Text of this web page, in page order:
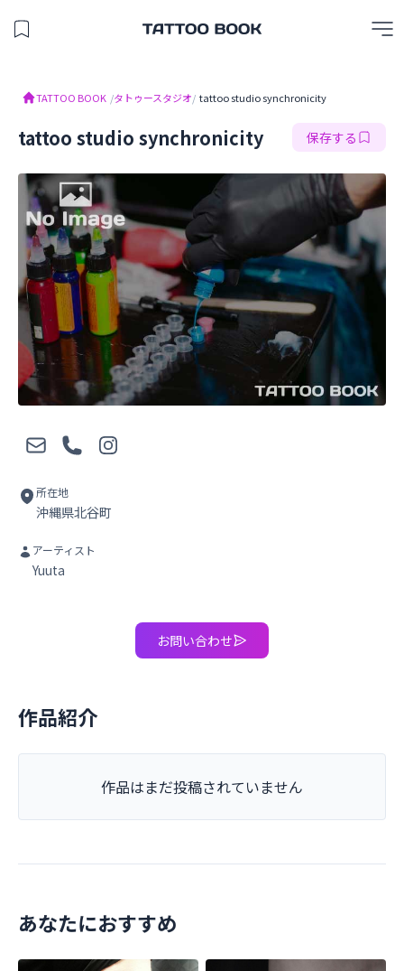
保存したスタジオを見る
TATTOO BOOK /タトゥースタジオ/ tattoo studio synchronicity
tattoo studio synchronicity 保存する
メール 電話 Instagram
所在地
沖縄県北谷町
アーティスト
Yuuta
お問い合わせ
作品紹介
作品はまだ投稿されていません
あなたにおすすめ